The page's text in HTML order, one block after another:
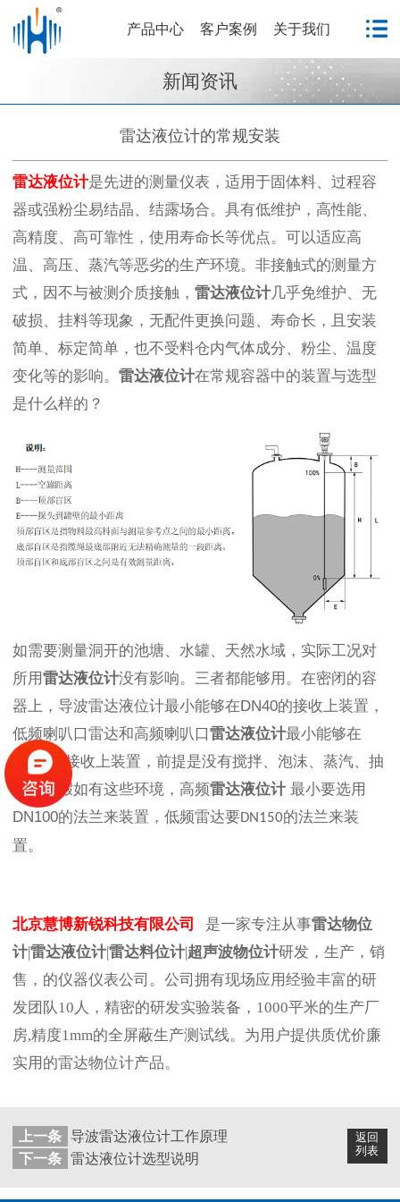
产品中心 客户案例 关于我们
新闻资讯
雷达液位计的常规安装
雷达液位计是先进的测量仪表，适用于固体料、过程容
器或强粉尘易结晶、结露场合。具有低维护，高性能、
高精度、高可靠性，使用寿命长等优点。可以适应高
温、高压、蒸汽等恶劣的生产环境。非接触式的测量方
式，因不与被测介质接触， 雷达液位计几乎免维护、无
破损、挂料等现象，无配件更换问题、寿命长，且安装
简单、标定简单，也不受料仓内气体成分、粉尘、温度
变化等的影响。 雷达液位计在常规容器中的装置与选型
是什么样的？
如需要测量洞开的池塘、水罐、天然水域，实际工况对
所用雷达液位计没有影响。三者都能够用。在密闭的容
器上，导波雷达液位计最小能够在 DN40的接收上装置，
低频喇叭口雷达和高频喇叭口 雷达液位计最小能够在
DN50 的接收上装置，前提是没有搅拌、泡沫、蒸汽、抽
真空，假如有这些环境，高频雷达液位计 最小要选用
DN100的法兰来装置，低频雷达要DN150的法兰来装
置。
北京慧博新锐科技有限公司 是一家专注从事雷达物位
计雷达液位计雷达料位计 超声波物位计研发，生产，销
售，的仪器仪表公司。公司拥有现场应用经验丰富的研
发团队10人，精密的研发实验装备，1000平米的生产厂
房,精度1mm的全屏蔽生产测试线。为用户提供质优价廉
实用的雷达物位计产品。
返回
列表
上一条
导波雷达液位计工作原理
下一条 雷达液位计选型说明